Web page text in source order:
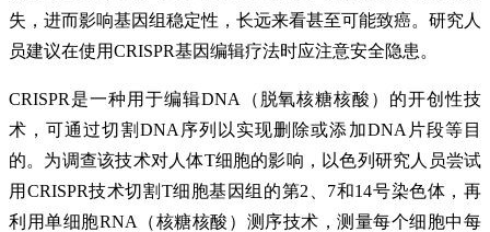
失，进而影响基因组稳定性，长远来看甚至可能致癌。研究人
员建议在使用CRISPR基因编辑疗法时应注意安全隐患。
CRISPR是一种用于编辑DNA（脱氧核糖核酸）的开创性技
术，可通过切割DNA序列以实现删除或添加DNA片段等目
的。为调查该技术对人体T细胞的影响，以色列研究人员尝试
用CRISPR技术切割T细胞基因组的第2、7和14号染色体，再
利用单细胞RNA（核糖核酸）测序技术，测量每个细胞中每